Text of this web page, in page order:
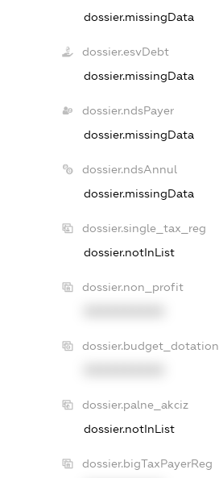
dossier.missingData
dossier.esvDebt
dossier.missingData
dossier.ndsPayer
dossier.missingData
dossier.ndsAnnul
dossier.missingData
dossier.single_tax_reg
dossier.notInList
dossier.non_profit
dossier.budget_dotation
dossier.palne_akciz
dossier.notInList
dossier.bigTaxPayerReg